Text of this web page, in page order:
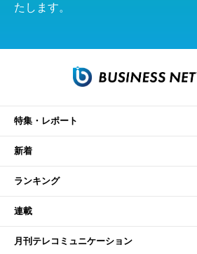
たします。
特集・レポート
新着
ランキング
連載
月刊テレコミュニケーション